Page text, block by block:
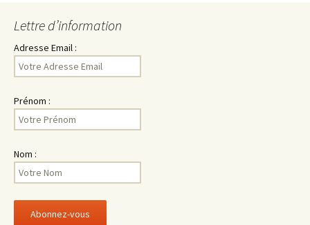
Lettre d’information
Adresse Email :
Prénom :
Nom :